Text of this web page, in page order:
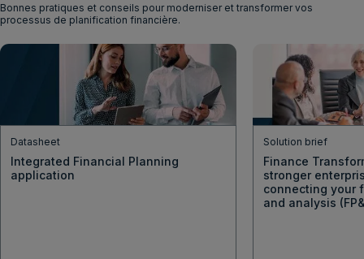
Bonnes pratiques et conseils pour moderniser et transformer vos
processus de planification financière.
Datasheet
Integrated Financial Planning
application
Solution brief
Finance
stronger
connecting your
and analysis